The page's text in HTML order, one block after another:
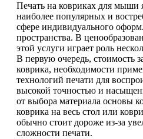
Печать на ковриках для мыши
наиболее популярных и
сфере индивидуального
пространства. В
этой услуги играет роль
В первую очередь, стоимость
коврика, необходимости
технологий печати для
высокой точностью и
от выбора материала основы
коврика на весь стол или
обычно стоит дороже из-за
сложности печати.